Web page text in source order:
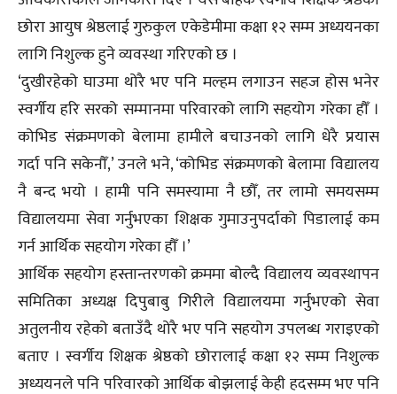
छोरा आयुष श्रेष्ठलाई गुरुकुल एकेडेमीमा कक्षा १२ सम्म अध्ययनका
लागि निशुल्क हुने व्यवस्था गरिएको छ ।
‘दुखीरहेको घाउमा थोरै भए पनि मल्हम लगाउन सहज होस भनेर
स्वर्गीय हरि सरको सम्मानमा परिवारको लागि सहयोग गरेका हौँ ।
कोभिड संक्रमणको बेलामा हामीले बचाउनको लागि धेरै प्रयास
गर्दा पनि सकेनौँ,’ उनले भने, ‘कोभिड संक्रमणको बेलामा विद्यालय
नै बन्द भयो । हामी पनि समस्यामा नै छौँ, तर लामो समयसम्म
विद्यालयमा सेवा गर्नुभएका शिक्षक गुमाउनुपर्दाको पिडालाई कम
गर्न आर्थिक सहयोग गरेका हौँ ।’
आर्थिक सहयोग हस्तान्तरणको क्रममा बोल्दै विद्यालय व्यवस्थापन
समितिका अध्यक्ष दिपुबाबु गिरीले विद्यालयमा गर्नुभएको सेवा
अतुलनीय रहेको बताउँदै थोरै भए पनि सहयोग उपलब्ध गराइएको
बताए । स्वर्गीय शिक्षक श्रेष्ठको छोरालाई कक्षा १२ सम्म निशुल्क
अध्ययनले पनि परिवारको आर्थिक बोझलाई केही हदसम्म भए पनि